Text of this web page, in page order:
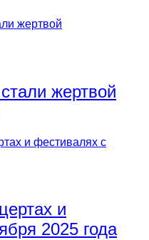
жертвой
и
2025 года